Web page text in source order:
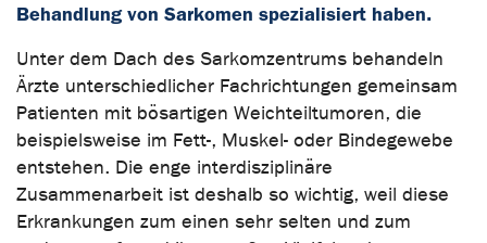
Behandlung von Sarkomen spezialisiert haben.
Unter dem Dach des Sarkomzentrums behandeln
Ärzte unterschiedlicher Fachrichtungen gemeinsam
Patienten mit bösartigen Weichteiltumoren, die
beispielsweise im Fett-, Muskel- oder Bindegewebe
entstehen. Die enge interdisziplinäre
Zusammenarbeit ist deshalb so wichtig, weil diese
Erkrankungen zum einen sehr selten und zum